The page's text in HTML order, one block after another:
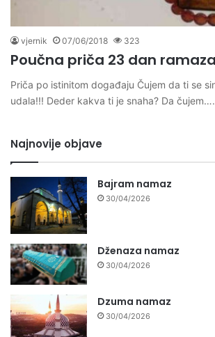
vjernik 07/06/2018 323
Poučna priča 23 dan
Priča po istinitom događaju Čujem da ti se
udala!!! Deder kakva ti je snaha? Da
Najnovije objave
Bajram namaz
30/04/2026
Dženaza namaz
30/04/2026
Dzuma namaz
30/04/2026